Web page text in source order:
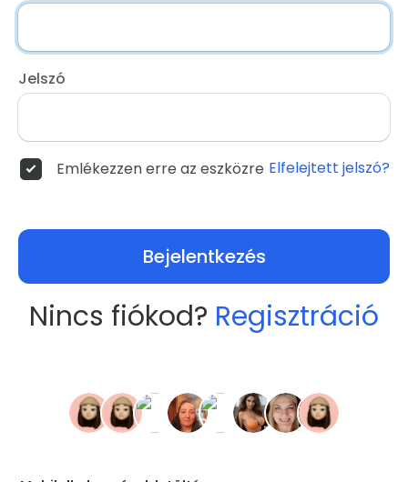
Jelszó
Emlékezzen erre az eszközre Elfelejtett jelszó?
Bejelentkezés
Nincs fiókod? Regisztráció